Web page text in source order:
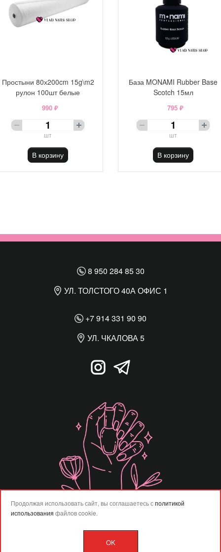
Простыни 80х200cm 15g\m2
рулон 100шт белые
990 ₽
шт
В корзину
База MONAMI Rubber Base
Scotch 15мл
795 ₽
шт
В корзину
8 950 284 85 30
УЛ. ТОЛСТОГО 40А ОФИС 1
+7 914 331 90 90
УЛ. ЧКАЛОВА 5
Разработка сайта –
Продолжая использовать сайт, вы соглашаетесь сполитикой
использования файлов cookie.
OK